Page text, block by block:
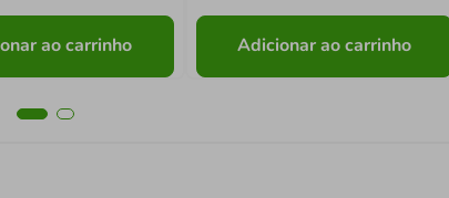
ao carrinho Adicionar ao carrinho